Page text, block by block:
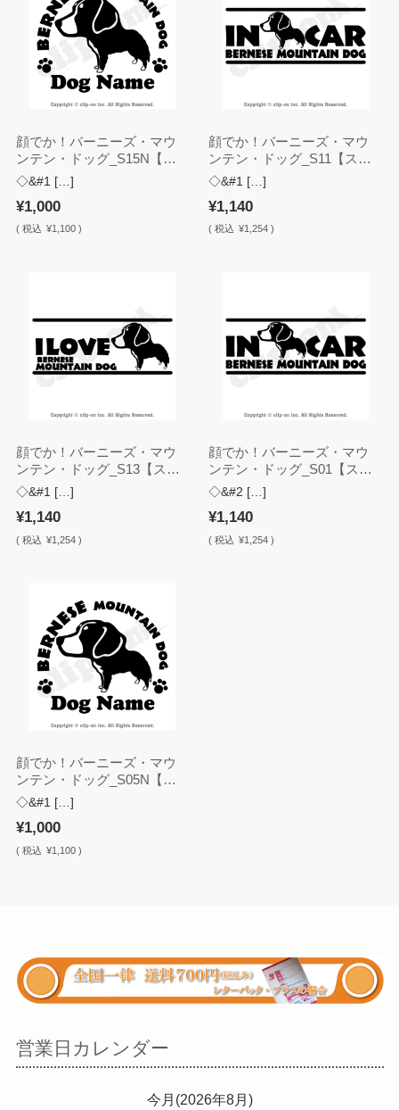
顔でか！バーニーズ・マウ
ンテン・ドッグ_S15N【名
入れ・ステッカー】
◇&#1 […]
¥1,000
( 税込 ¥1,100 )
顔でか！バーニーズ・マウ
ンテン・ドッグ_S11【ステ
ッカー】
◇&#1 […]
¥1,140
(税込 ¥1,254 )
顔でか！バーニーズ・マウ
ンテン・ドッグ_S13【ステ
ッカー】
◇&#1 […]
¥1,140
( 税込 ¥1,254 )
顔でか！バーニーズ・マウ
ンテン・ドッグ_S01【ステ
ッカー】
◇&#2 […]
¥1,140
(税込 ¥1,254 )
顔でか！バーニーズ・マウ
ンテン・ドッグ_S05N【名
入れ・ステッカー】
◇&#1 […]
¥1,000
( 税込 ¥1,100 )
営業日カレンダー
今月(2026年8月)